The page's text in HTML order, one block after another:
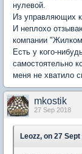
нулевой.
Из управляющих
И неплохо
компании
Есть у кого-
самостоятельно
меня не хватило
mkostik
27 Sep 2018
Leozz, on 27